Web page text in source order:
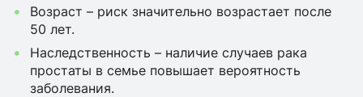
Возраст – риск значительно возрастает после
50 лет.
Наследственность – наличие случаев рака
простаты в семье повышает вероятность
заболевания.